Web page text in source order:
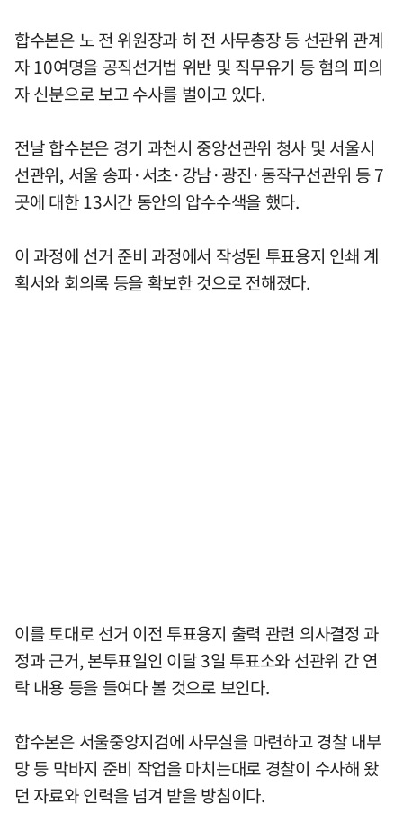
합수본은 노 전 위원장과 허 전 사무총장 등 선관위 관계
자 10여명을 공직선거법 위반 및 직무유기 등 혐의 피의
자 신분으로 보고 수사를 벌이고 있다.
전날 합수본은 경기 과천시 중앙선관위 청사 및 서울시
선관위, 서울 송파·서초·강남·광진·동작구선관위 등 7
곳에 대한 13시간 동안의 압수수색을 했다.
이 과정에 선거 준비 과정에서 작성된 투표용지 인쇄 계
획서와 회의록 등을 확보한 것으로 전해졌다.
이를 토대로 선거 이전 투표용지 출력 관련 의사결정 과
정과 근거, 본투표일인 이달 3일 투표소와 선관위 간 연
락 내용 등을 들여다 볼 것으로 보인다.
합수본은 서울중앙지검에 사무실을 마련하고 경찰 내부
망 등 막바지 준비 작업을 마치는대로 경찰이 수사해 왔
던 자료와 인력을 넘겨 받을 방침이다.